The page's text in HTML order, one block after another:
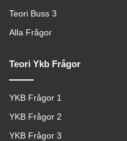
Teori Buss 3
Alla Frågor
Teori Ykb Frågor
YKB Frågor 1
YKB Frågor 2
YKB Frågor 3